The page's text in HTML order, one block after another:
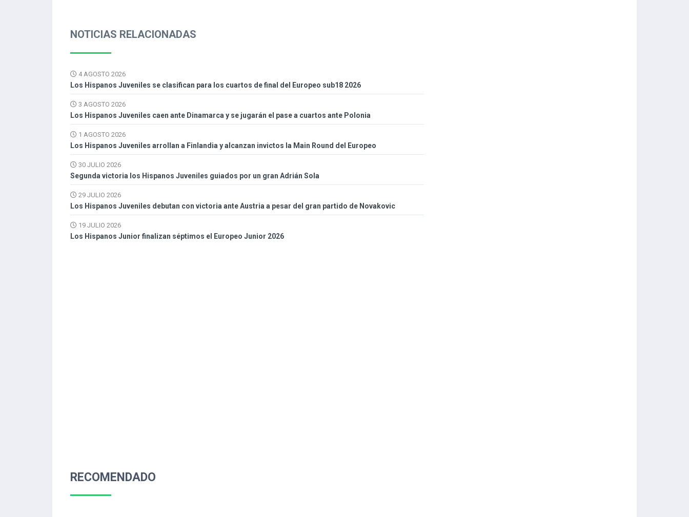
NOTICIAS RELACIONADAS
4 AGOSTO 2026
Los Hispanos Juveniles se clasifican para los cuartos de final del Europeo sub18 2026
3 AGOSTO 2026
Los Hispanos Juveniles caen ante Dinamarca y se jugarán el pase a cuartos ante Polonia
1 AGOSTO 2026
Los Hispanos Juveniles arrollan a Finlandia y alcanzan invictos la Main Round del Europeo
30 JULIO 2026
Segunda victoria los Hispanos Juveniles guiados por un gran Adrián Sola
29 JULIO 2026
Los Hispanos Juveniles debutan con victoria ante Austria a pesar del gran partido de Novakovic
19 JULIO 2026
Los Hispanos Junior finalizan séptimos el Europeo Junior 2026
RECOMENDADO